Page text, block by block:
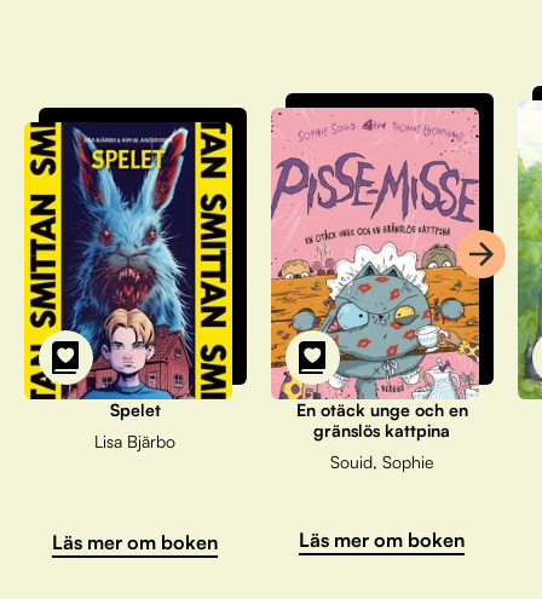
Spelet
Lisa Bjärbo
Läs mer om boken
En otäck unge och en
gränslös kattpina
Souid, Sophie
Läs mer om boken